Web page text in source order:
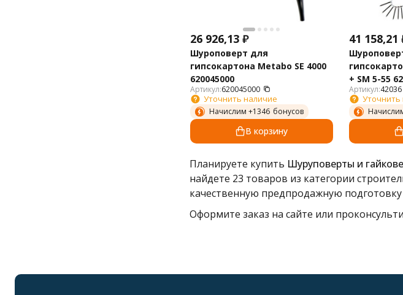
26 926,13 ₽
Шуроповерт для
гипсокартона Metabo SE 4000
620045000
Артикул:620045000
Уточнить наличие
Начислим +1346 бонусов
В корзину
41 158,21
+ SM 5-55
Артикул:42036
Уточнить
Планируете купить Шуруповерты и
найдете 23 товаров из категории
качественную предпродажную
Оформите заказ на сайте или